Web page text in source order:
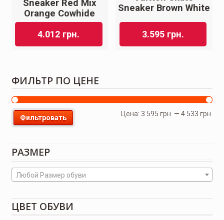
Sneaker Red Mix
Orange Cowhide
4.012 грн.
Sneaker Brown White
3.595 грн.
ФИЛЬТР ПО ЦЕНЕ
Фильтровать
Цена:3.595 грн. —4.533 грн.
РАЗМЕР
Любой Размер обуви
ЦВЕТ ОБУВИ